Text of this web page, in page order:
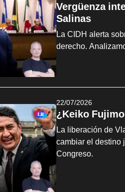
Vergüenza
Salinas
La CIDH alerta
derecho.
22/07/2026
¿Keiko
La liberación de
cambiar el destino
Congreso.